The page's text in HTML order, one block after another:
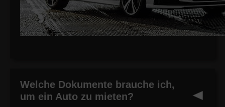
Welche Dokumente brauche ich,
um ein Auto zu mieten?